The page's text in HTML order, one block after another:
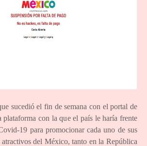
sucedió el fin de semana con el portal de
con la que el país le haría frente
19 para promocionar cada uno de sus
del México, tanto en la República